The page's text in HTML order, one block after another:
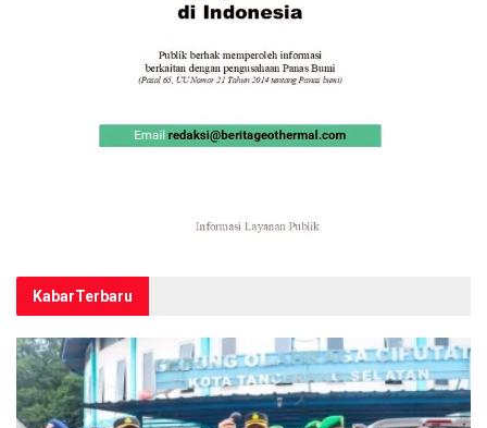
KabarTerbaru